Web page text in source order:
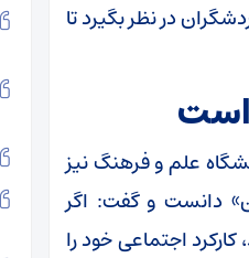
در نظر بگیرد تا
است
علم و فرهنگ نیز
دانست و گفت: اگر
اجتماعی خود را